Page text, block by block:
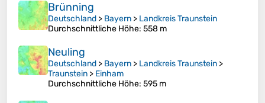
Brünning
Deutschland > Bayern > Landkreis Traunstein
Durchschnittliche Höhe: 558 m
Neuling
Deutschland > Bayern > Landkreis Traunstein >
Traunstein > Einham
Durchschnittliche Höhe: 595 m